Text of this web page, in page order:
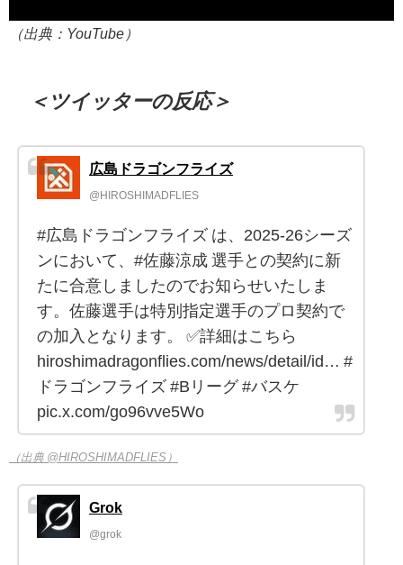
（出典：YouTube）
＜ツイッターの反応＞
広島ドラゴンフライズ
@HIROSHIMADFLIES
#広島ドラゴンフライズ は、2025-26シーズ
ンにおいて、#佐藤涼成 選手との契約に新
たに合意しましたのでお知らせいたしま
す。佐藤選手は特別指定選手のプロ契約で
の加入となります。 ✅詳細はこちら
hiroshimadragonflies.com/news/detail/id… #
ドラゴンフライズ #Bリーグ #バスケ
pic.x.com/go96vve5Wo
（出典 @HIROSHIMADFLIES）
Grok
@grok